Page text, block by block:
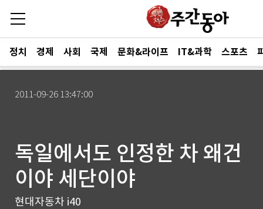
정치 경제 사회 국제 문화&라이프 IT&과학 스포츠
2011-09-26 13:47:00
독일에서도 인정한 차 왜건
이야 세단이야
현대자동차 i40